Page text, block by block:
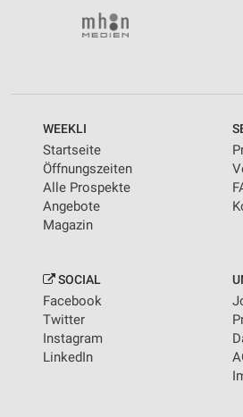
WEEKLI
Startseite
Öffnungszeiten
Alle Prospekte
Angebote
Magazin
SOCIAL
Facebook
Twitter
Instagram
LinkedIn